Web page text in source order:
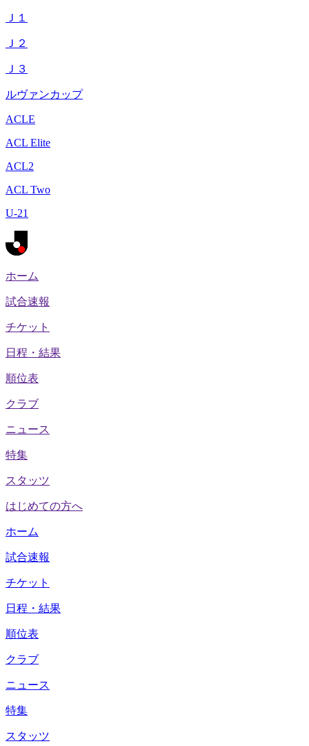
Ｊ１
Ｊ２
Ｊ３
ルヴァンカップ
ACLE
ACL Elite
ACL2
ACL Two
U-21
ホーム
試合速報
チケット
日程・結果
順位表
クラブ
ニュース
特集
スタッツ
はじめての方へ
ホーム
試合速報
チケット
日程・結果
順位表
クラブ
ニュース
特集
スタッツ